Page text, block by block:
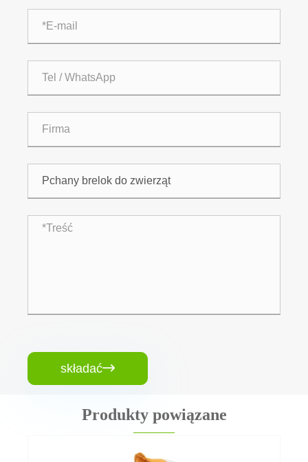
składać
Produkty powiązane